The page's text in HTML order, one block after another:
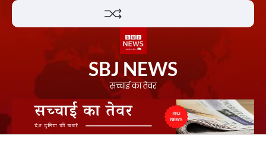
Skip
SBJ NEWS
सच्चाई का तेवर